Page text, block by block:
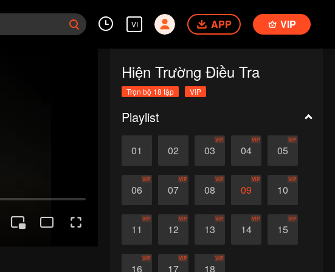
VI APP VIP
Hiện Trường Điều Tra
Trọn bộ 18 tập VIP
Playlist
01 02 03
VIP
04
VIP
05
VIP
06
VIP
07
VIP
08
VIP
09
VIP
10
VIP
11
VIP
12
VIP
13
VIP
14
VIP
15
VIP
16
VIP
17
VIP
18
VIP